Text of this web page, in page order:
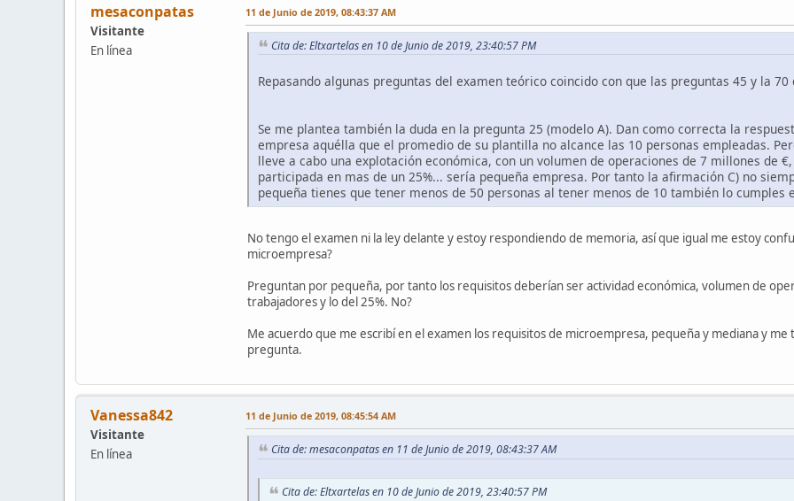
mesaconpatas
Visitante
En línea
11 de Junio de 2019, 08:43:37 AM
Cita de: Eltxartelas en 10 de Junio de 2019, 23:40:57 PM
Repasando algunas preguntas del examen teórico coincido con que las preguntas 45 y la
Se me plantea también la duda en la pregunta 25 (modelo A). Dan como correcta la
empresa aquélla que el promedio de su plantilla no alcance las 10 personas empleadas.
lleve a cabo una explotación económica, con un volumen de operaciones de 7 millones de
participada en mas de un 25%... sería pequeña empresa. Por tanto la afirmación C) no
pequeña tienes que tener menos de 50 personas al tener menos de 10 también lo cumples
No tengo el examen ni la ley delante y estoy respondiendo de memoria, así que igual me estoy
microempresa?
Preguntan por pequeña, por tanto los requisitos deberían ser actividad económica, volumen de
trabajadores y lo del 25%. No?
Me acuerdo que me escribí en el examen los requisitos de microempresa, pequeña y mediana y
pregunta.
Vanessa842
Visitante
En línea
11 de Junio de 2019, 08:45:54 AM
Cita de: mesaconpatas en 11 de Junio de 2019, 08:43:37 AM
Cita de: Eltxartelas en 10 de Junio de 2019, 23:40:57 PM